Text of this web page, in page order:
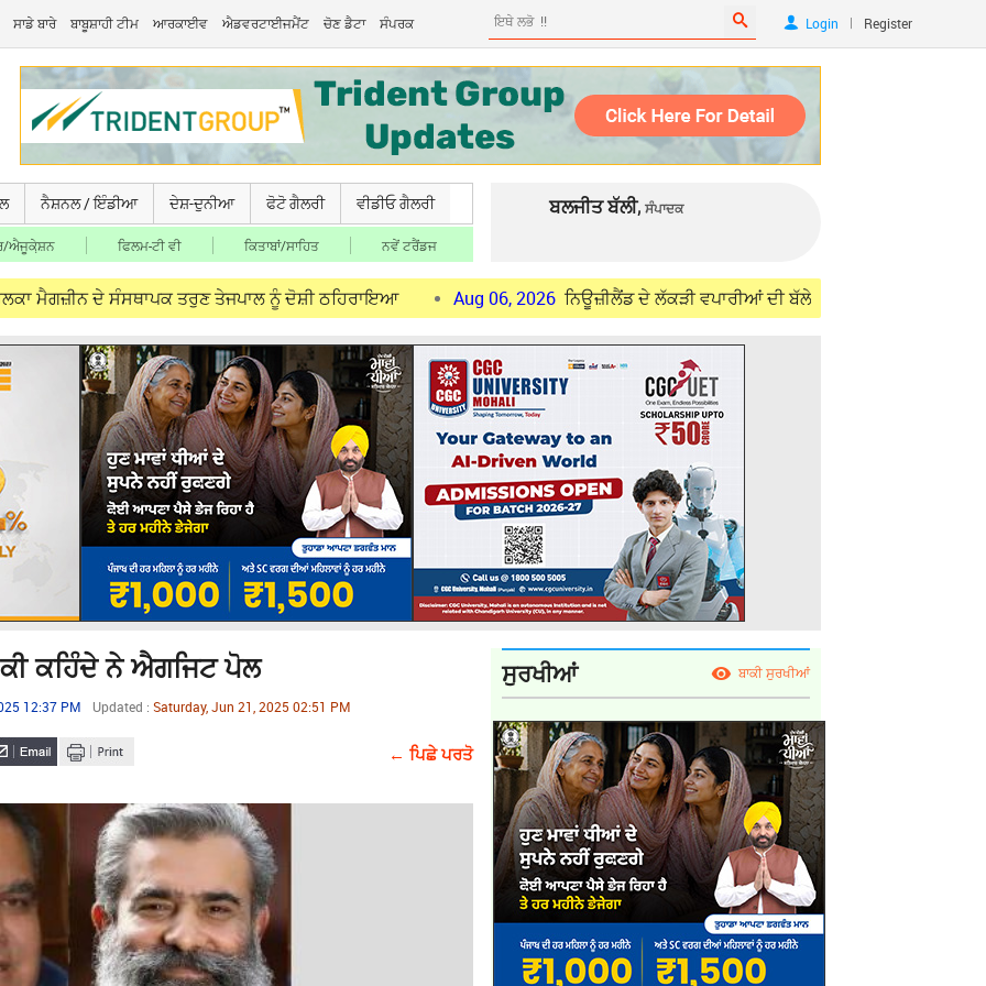
ਸਾਡੇ ਬਾਰੇ ਬਾਬੂਸ਼ਾਹੀ ਟੀਮ ਆਰਕਾਈਵ ਐਡਵਰਟਾਈਜਮੈਂਟ ਚੋਣ ਡੈਟਾ ਸੰਪਰਕ Login | Register
ਨੈਸ਼ਨਲ / ਇੰਡੀਆ ਦੇਸ਼-ਦੁਨੀਆ ਫੋਟੋ ਗੈਲਰੀ ਵੀਡੀਓ ਗੈਲਰੀ
ਐਜੂਕੇ਼ਸ਼ਨ ਫਿਲਮ-ਟੀ ਵੀ ਕਿਤਾਬਾਂ/ਸਾਹਿਤ ਨਵੇਂ ਟਰੈਂਡਜ
ਬਲਜੀਤ ਬੱਲੀ, ਸੰਪਾਦਕ
ਦੇ ਸੰਸਥਾਪਕ ਤਰੁਣ ਤੇਜਪਾਲ ਨੂੰ ਦੋਸ਼ੀ ਠਹਿਰਾਇਆ Aug 06, 2026 ਨਿਊਜ਼ੀਲੈਂਡ ਦੇ ਲੱਕੜੀ ਵਪਾਰੀਆਂ ਦੀ ਬੱਲੇ-ਬੱਲੇ
ਕਹਿੰਦੇ ਨੇ ਐਗਜਿਟ ਪੋਲ
12:37 PM Updated : Saturday, Jun 21, 2025 02:51 PM
← ਪਿਛੇ ਪਰਤੋ
ਸੁਰਖੀਆਂ ਬਾਕੀ ਸੁਰਖੀਆਂ